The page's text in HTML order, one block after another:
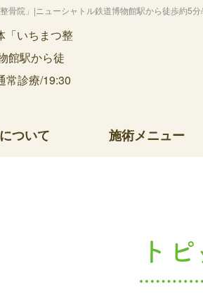
骨院」|ニューシャトル鉄道博物館駅から徒歩約5
ついて 施術メニュー
ト